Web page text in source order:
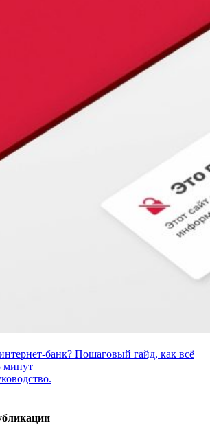
банк? Пошаговый гайд, как всё
минут